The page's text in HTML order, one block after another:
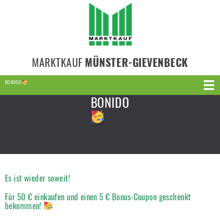
MARKTKAUF MÜNSTER-GIEVENBECK
BONIDO
BONIDO
Es ist wieder soweit!
Für 50 € einkaufen und einen 5 € Bonus-Coupon geschenkt
bekommen!